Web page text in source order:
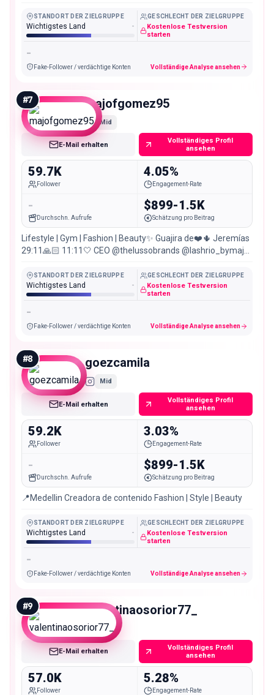
STANDORT DER ZIELGRUPPE
Wichtigstes Land -
GESCHLECHT DER ZIELGRUPPE
Kostenlose Testversion
starten
-
Fake-Follower / verdächtige Konten Vollständige Analyse ansehen
#7 majofgomez95
Mid
E-Mail erhalten
Vollständiges Profil
ansehen
59.7K
Follower
4.05%
Engagement-Rate
-
Durchschn. Aufrufe
$899-1.5K
Schätzung pro Beitrag
Lifestyle | Gym | Fashion | Beauty✨ Guajira de❤️🌵 Jeremías
29:11🙏🏻 11:11🤍 CEO @thelussobrands @lashrio_bymajo
STANDORT DER ZIELGRUPPE
Wichtigstes Land -
GESCHLECHT DER ZIELGRUPPE
Kostenlose Testversion
starten
-
Fake-Follower / verdächtige Konten Vollständige Analyse ansehen
#8 goezcamila
Mid
E-Mail erhalten
Vollständiges Profil
ansehen
59.2K
Follower
3.03%
Engagement-Rate
-
Durchschn. Aufrufe
$899-1.5K
Schätzung pro Beitrag
📍Medellin Creadora de contenido Fashion | Style | Beauty
STANDORT DER ZIELGRUPPE
Wichtigstes Land -
GESCHLECHT DER ZIELGRUPPE
Kostenlose Testversion
starten
-
Fake-Follower / verdächtige Konten Vollständige Analyse ansehen
#9 valentinaosorior77_
Mid
E-Mail erhalten
Vollständiges Profil
ansehen
57.0K
Follower
5.28%
Engagement-Rate